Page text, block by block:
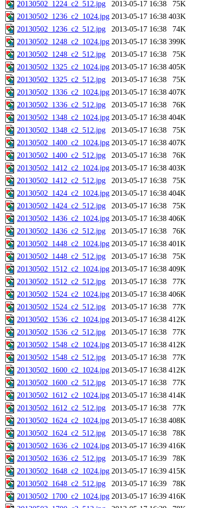
20130502_1224_c2_512.jpg 2013-05-17 16:38
75K
20130502_1236_c2_1024.jpg 2013-05-17 16:38 403K
20130502_1236_c2_512.jpg
2013-05-17 16:38
74K
20130502_1248_c2_1024.jpg 2013-05-17 16:38 399K
20130502_1248_c2_512.jpg
2013-05-17 16:38
75K
20130502_1325_c2_1024.jpg 2013-05-17 16:38 405K
20130502_1325_c2_512.jpg
2013-05-17 16:38
75K
20130502_1336_c2_1024.jpg 2013-05-17 16:38 407K
20130502_1336_c2_512.jpg
2013-05-17 16:38
76K
20130502_1348_c2_1024.jpg 2013-05-17 16:38 404K
20130502_1348_c2_512.jpg
2013-05-17 16:38
75K
20130502_1400_c2_1024.jpg 2013-05-17 16:38 407K
20130502_1400_c2_512.jpg
2013-05-17 16:38
76K
20130502_1412_c2_1024.jpg 2013-05-17 16:38 403K
20130502_1412_c2_512.jpg
2013-05-17 16:38
75K
20130502_1424_c2_1024.jpg 2013-05-17 16:38 404K
20130502_1424_c2_512.jpg
2013-05-17 16:38
75K
20130502_1436_c2_1024.jpg 2013-05-17 16:38 406K
20130502_1436_c2_512.jpg
2013-05-17 16:38
76K
20130502_1448_c2_1024.jpg 2013-05-17 16:38 401K
20130502_1448_c2_512.jpg
2013-05-17 16:38
75K
20130502_1512_c2_1024.jpg 2013-05-17 16:38 409K
20130502_1512_c2_512.jpg
2013-05-17 16:38
77K
20130502_1524_c2_1024.jpg 2013-05-17 16:38 406K
20130502_1524_c2_512.jpg
2013-05-17 16:38
77K
20130502_1536_c2_1024.jpg 2013-05-17 16:38 412K
20130502_1536_c2_512.jpg
2013-05-17 16:38
77K
20130502_1548_c2_1024.jpg 2013-05-17 16:38 412K
20130502_1548_c2_512.jpg
2013-05-17 16:38
77K
20130502_1600_c2_1024.jpg 2013-05-17 16:38 412K
20130502_1600_c2_512.jpg
2013-05-17 16:38
77K
20130502_1612_c2_1024.jpg 2013-05-17 16:38 414K
20130502_1612_c2_512.jpg
2013-05-17 16:38
77K
20130502_1624_c2_1024.jpg 2013-05-17 16:38 408K
20130502_1624_c2_512.jpg
2013-05-17 16:38
78K
20130502_1636_c2_1024.jpg 2013-05-17 16:39 416K
20130502_1636_c2_512.jpg
2013-05-17 16:39
78K
20130502_1648_c2_1024.jpg 2013-05-17 16:39 415K
20130502_1648_c2_512.jpg
2013-05-17 16:39
78K
20130502_1700_c2_1024.jpg 2013-05-17 16:39 416K